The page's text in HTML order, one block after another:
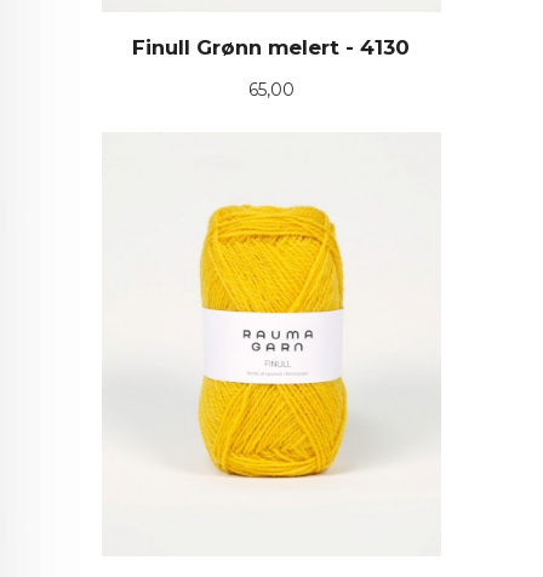
Finull Grønn melert - 4130
Pris
65,00